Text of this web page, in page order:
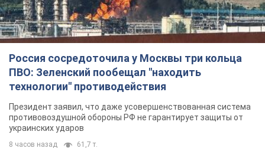
Россия сосредоточила у Москвы три кольца
ПВО: Зеленский пообещал "находить
технологии" противодействия
Президент заявил, что даже усовершенствованная система
противовоздушной обороны РФ не гарантирует защиты от
украинских ударов
8 часов назад 61,7 т.